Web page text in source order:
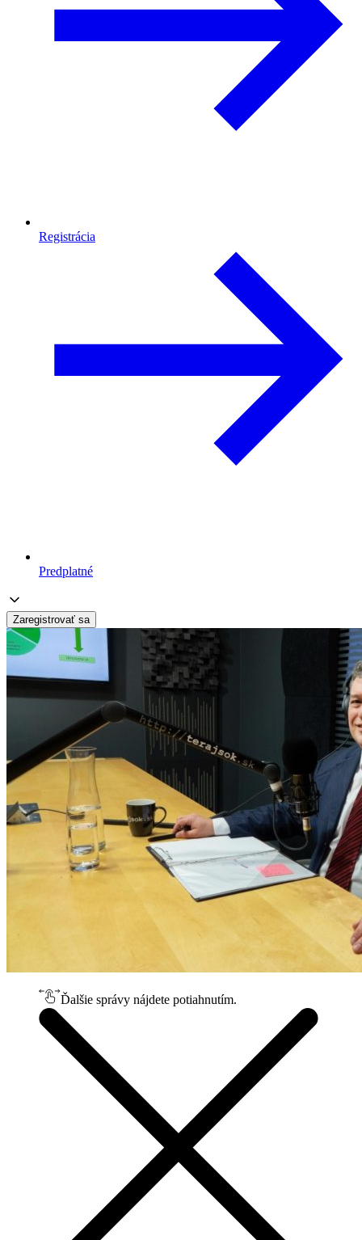
Registrácia
Predplatné
Zaregistrovať sa
Ďalšie správy nájdete potiahnutím.